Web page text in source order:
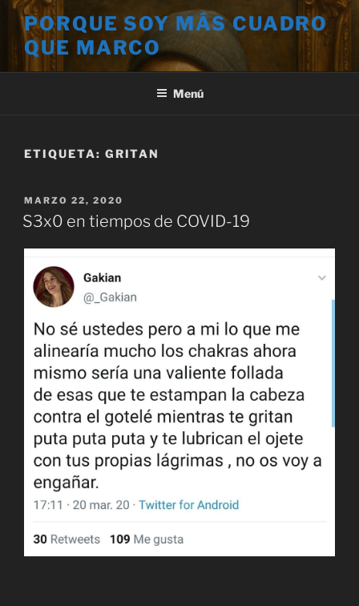
Saltar
contenido
PORQUE SOY MÁS CUADRO
QUE MARCO
Menú
ETIQUETA: GRITAN
PUBLICADO
EL
MARZO 22, 2020
S3x0 en tiempos de COVID-19